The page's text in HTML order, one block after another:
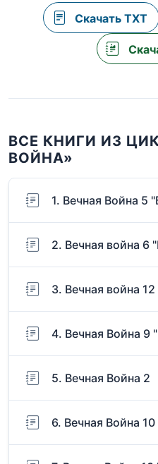
Скачать TXT
ВСЕ КНИГИ ИЗ
ВОЙНА»
1. Вечная Война 5
2. Вечная война 6
3. Вечная война
4. Вечная Война 9
5. Вечная Война 2
6. Вечная Война